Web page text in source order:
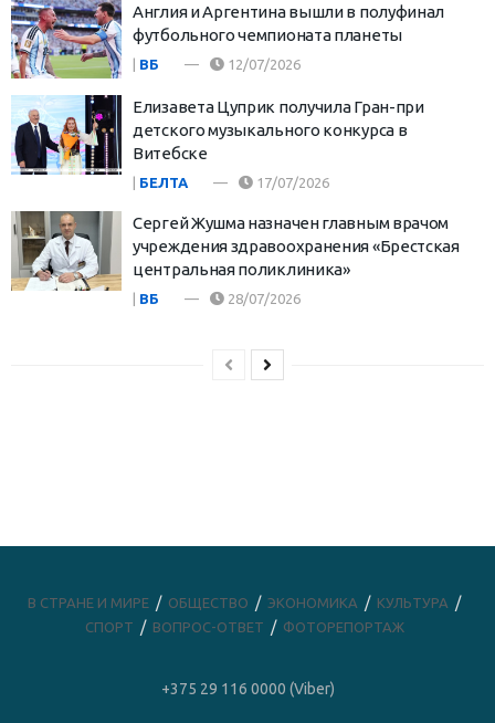
Англия и Аргентина вышли в полуфинал
футбольного чемпионата планеты
| ВБ 12/07/2026
Елизавета Цуприк получила Гран-при
детского музыкального конкурса в
Витебске
БЕЛТА 17/07/2026
Сергей Жушма назначен главным врачом
учреждения здравоохранения «Брестская
центральная поликлиника»
ВБ 28/07/2026
В СТРАНЕ И МИРЕ ОБЩЕСТВО ЭКОНОМИКА
КУЛЬТУРА
СПОРТ
ВОПРОС-ОТВЕТ ФОТОРЕПОРТАЖ
+375 29 116 0000 (Viber)